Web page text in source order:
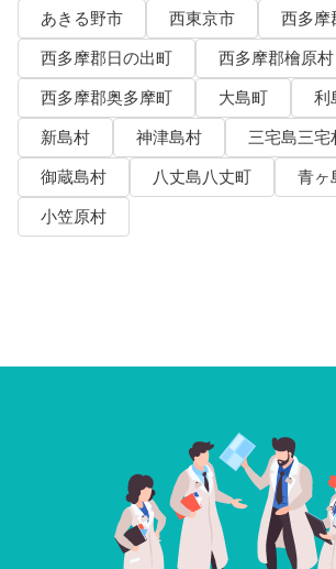
あきる野市
西東京市
西多摩
西多摩郡日の出町
西多摩郡檜原村
西多摩郡奥多摩町
大島町
利
新島村
神津島村
三宅島三宅
御蔵島村
八丈島八丈町
青ヶ
小笠原村